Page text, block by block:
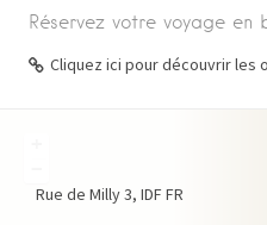
Réservez votre voyage en
Cliquez ici pour découvrir les
Rue de Milly3 IDF FR